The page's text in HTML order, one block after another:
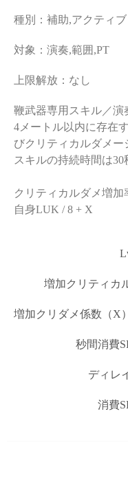
種別：補助,アクティブ
対象：演奏,範囲,PT
上限解放：なし
鞭武器専用スキル／演
4メートル以内に存在
びクリティカルダメー
スキルの持続時間は30
クリティカルダメ増加
自身LUK / 8 + X
増加クリティカ
増加クリダメ係数（X）
秒間消費
ディレ
消費